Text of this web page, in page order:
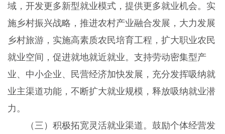
域，开发更多新型就业模式，提供更多就业机会。实
施乡村振兴战略，推进农村产业融合发展，大力发展
乡村旅游，实施高素质农民培育工程，扩大职业农民
就业空间，促进就地就近就业。支持劳动密集型产
业、中小企业、民营经济加快发展，充分发挥吸纳就
业主渠道功能，不断扩大就业规模，释放吸纳就业潜
力。
（三）积极拓宽灵活就业渠道。鼓励个体经营发